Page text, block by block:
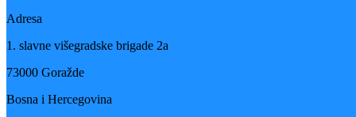
Adresa
1. slavne višegradske brigade 2a
73000 Goražde
Bosna i Hercegovina